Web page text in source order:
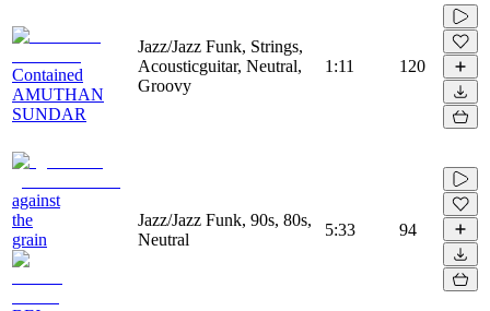
Contained
AMUTHAN
SUNDAR
Jazz/Jazz Funk, Strings,
Acousticguitar, Neutral,
Groovy
1:11 120
against
the
grain
Jazz/Jazz Funk, 90s, 80s,
Neutral
5:33 94